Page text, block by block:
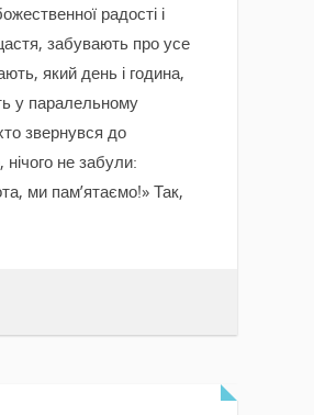
радості і
забувають про усе
який день і година,
у паралельному
звернувся до
нічого не забули:
ми пам’ятаємо!» Так,